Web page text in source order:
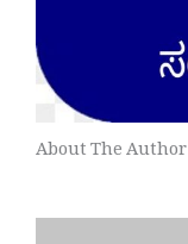
About The Author